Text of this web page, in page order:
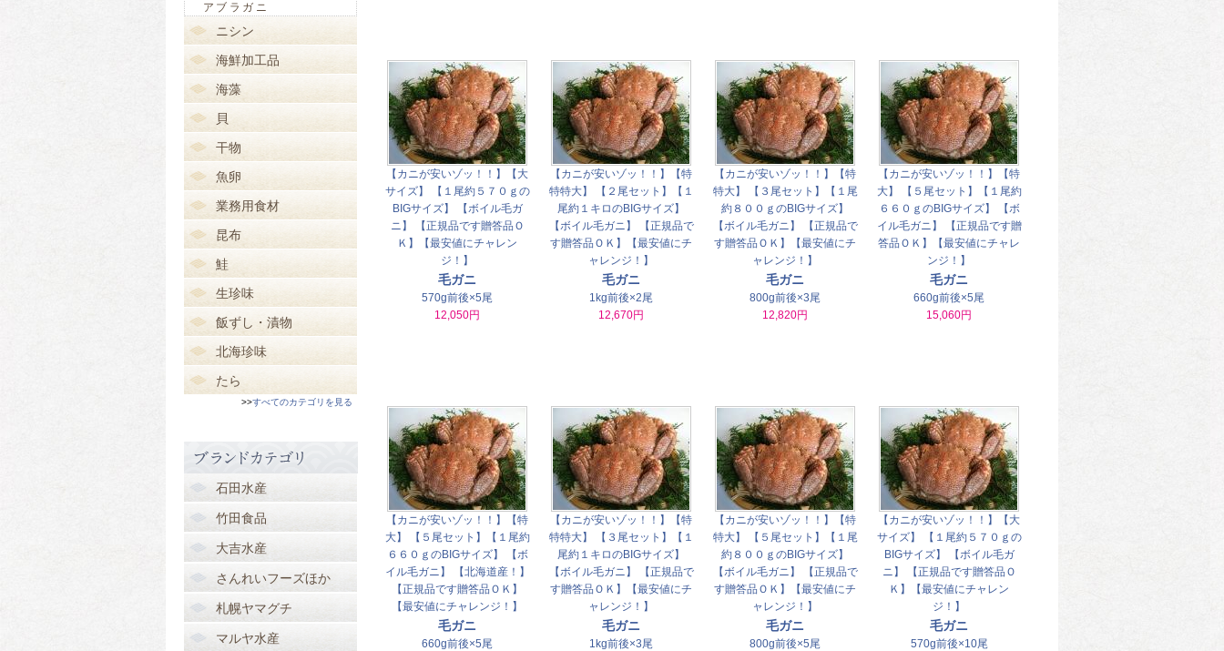
【カニが安いゾッ！！】【大
サイズ】 【１尾約５７０ｇの
BIGサイズ】 【ボイル毛ガ
ニ】 【正規品です贈答品Ｏ
Ｋ】【最安値にチャレン
ジ！】
毛ガニ
570g前後×5尾
12,050円
【カニが安いゾッ！！】【特
特特大】 【２尾セット】【１
尾約１キロのBIGサイズ】
【ボイル毛ガニ】 【正規品で
す贈答品ＯＫ】【最安値にチ
ャレンジ！】
毛ガニ
1kg前後×2尾
12,670円
【カニが安いゾッ！！】【特
特大】 【３尾セット】【１尾
約８００ｇのBIGサイズ】
【ボイル毛ガニ】 【正規品で
す贈答品ＯＫ】【最安値にチ
ャレンジ！】
毛ガニ
800g前後×3尾
12,820円
【カニが安いゾッ！！】【特
大】 【５尾セット】【１尾約
６６０ｇのBIGサイズ】 【ボ
イル毛ガニ】 【正規品です贈
答品ＯＫ】【最安値にチャレ
ンジ！】
毛ガニ
660g前後×5尾
15,060円
【カニが安いゾッ！！】【特
大】 【５尾セット】【１尾約
６６０ｇのBIGサイズ】 【ボ
イル毛ガニ】 【北海道産！】
【正規品です贈答品ＯＫ】
【最安値にチャレンジ！】
毛ガニ
660g前後×5尾
【カニが安いゾッ！！】【特
特特大】 【３尾セット】【１
尾約１キロのBIGサイズ】
【ボイル毛ガニ】 【正規品で
す贈答品ＯＫ】【最安値にチ
ャレンジ！】
毛ガニ
1kg前後×3尾
【カニが安いゾッ！！】【特
特大】 【５尾セット】【１尾
約８００ｇのBIGサイズ】
【ボイル毛ガニ】 【正規品で
す贈答品ＯＫ】【最安値にチ
ャレンジ！】
毛ガニ
800g前後×5尾
【カニが安いゾッ！！】【大
サイズ】 【１尾約５７０ｇの
BIGサイズ】 【ボイル毛ガ
ニ】 【正規品です贈答品Ｏ
Ｋ】【最安値にチャレン
ジ！】
毛ガニ
570g前後×10尾
アブラガニ
ニシン
海鮮加工品
海藻
貝
干物
魚卵
業務用食材
昆布
鮭
生珍味
飯ずし・漬物
北海珍味
たら
>>すべてのカテゴリを見る
石田水産
竹田食品
大吉水産
さんれいフーズほか
札幌ヤマグチ
マルヤ水産